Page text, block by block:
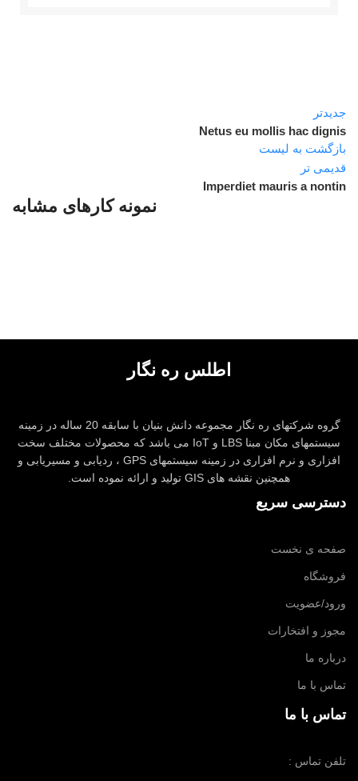
جدیدتر
Netus eu mollis hac dignis
بازگشت به لیست
قدیمی تر
Imperdiet mauris a nontin
نمونه کارهای مشابه
اطلس ره نگار
گروه شرکتهای ره نگار مجموعه دانش بنیان با سابقه 20 ساله در زمینه
سیستمهای مکان مبنا LBS و IoT می باشد که محصولات مختلف سخت
افزاری و نرم افزاری در زمینه سیستمهای GPS ، ردیابی و مسیریابی و
همچنین نقشه های GIS تولید و ارائه نموده است.
دسترسی سریع
صفحه ی نخست
فروشگاه
ورود/عضویت
مجوز و افتخارات
درباره ما
تماس با ما
تماس با ما
تلفن تماس :